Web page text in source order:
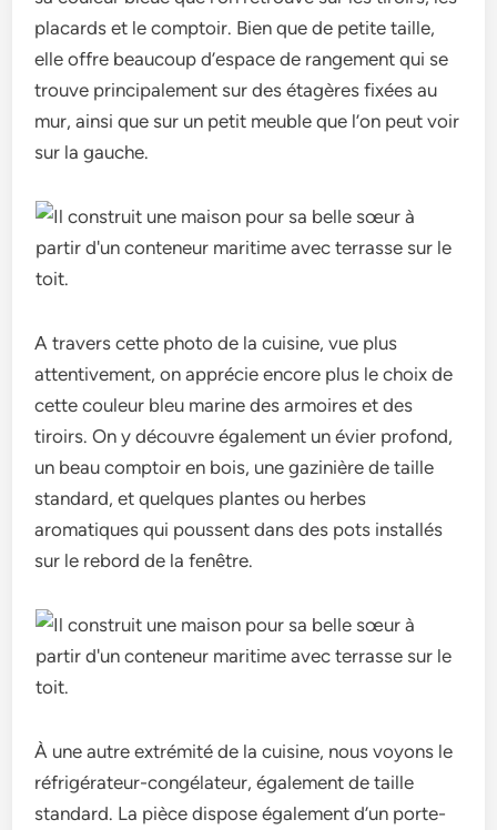
placards et le comptoir. Bien que de petite taille,
elle offre beaucoup d’espace de rangement qui se
trouve principalement sur des étagères fixées au
mur, ainsi que sur un petit meuble que l’on peut voir
sur la gauche.
A travers cette photo de la cuisine, vue plus
attentivement, on apprécie encore plus le choix de
cette couleur bleu marine des armoires et des
tiroirs. On y découvre également un évier profond,
un beau comptoir en bois, une gazinière de taille
standard, et quelques plantes ou herbes
aromatiques qui poussent dans des pots installés
sur le rebord de la fenêtre.
À une autre extrémité de la cuisine, nous voyons le
réfrigérateur-congélateur, également de taille
standard. La pièce dispose également d’un porte-